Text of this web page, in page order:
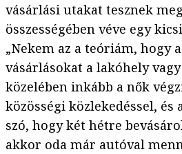
vásárlási utakat tesznek
összességében véve egy
„Nekem az a teóriám, hogy
vásárlásokat a lakóhely
közelében inkább a nők
közösségi közlekedéssel,
szó, hogy két hétre
akkor oda már autóval